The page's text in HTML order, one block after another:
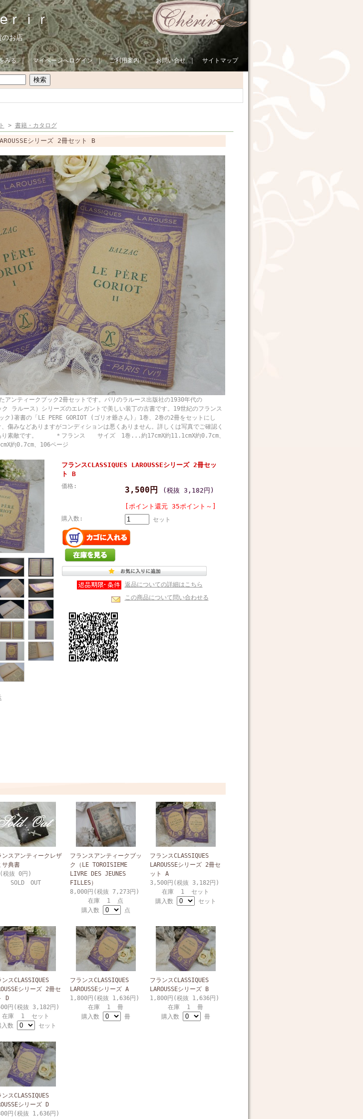
ｒｉｒ
のお店
みる｜ マイページへログイン｜ ご利用案内｜ お問い合せ｜ サイトマップ
> 書籍・カタログ
シリーズ 2冊セット B
クブック2冊セットです。パリのラルース出版社の1930年代の
ク ラルース）シリーズのエレガントで美しい装丁の古書です。19世紀のフランス
ク)著書の「LE PERE GORIOT (ゴリオ爺さん)」1巻、2巻の2冊をセットにし
傷みなどありますがコンディションは悪くありません。詳しくは写真でご確認く
あり素敵です。 ＊フランス サイズ 1巻...約17cmX約11.1cmX約0.7cm、
約0.7cm、106ページ
フランスCLASSIQUES LAROUSSEシリーズ 2冊セッ
ト B
価格: 3,500円 (税抜 3,182円)
[ポイント還元 35ポイント～]
購入数: セット
返品についての詳細はこちら
この商品について問い合わせる
ンスアンティークレザ
サ典書
税抜 0円)
SOLD OUT
フランスアンティークブッ
ク（LE TOROISIEME
LIVRE DES JEUNES
FILLES）
8,000円(税抜 7,273円)
在庫 1 点
購入数
点
フランスCLASSIQUES
LAROUSSEシリーズ 2冊セ
ット A
3,500円(税抜 3,182円)
在庫 1 セット
購入数
セット
ンスCLASSIQUES
シリーズ 2冊セ
D
円(税抜 3,182円)
在庫 1 セット
入数
セット
フランスCLASSIQUES
LAROUSSEシリーズ A
1,800円(税抜 1,636円)
在庫 1 冊
購入数
冊
フランスCLASSIQUES
LAROUSSEシリーズ B
1,800円(税抜 1,636円)
在庫 1 冊
購入数
冊
ンスCLASSIQUES
シリーズ D
円(税抜 1,636円)